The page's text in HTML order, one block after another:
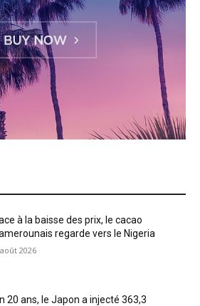
à la baisse des prix, le cacao
regarde vers le Nigeria
2026
20 ans, le Japon a injecté 363,3